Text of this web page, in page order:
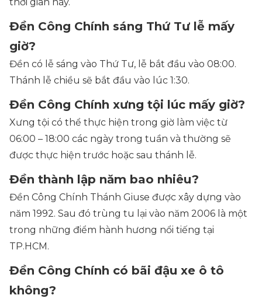
Đền Công Chính sáng Thứ Tư lễ mấy
giờ?
Đền có lễ sáng vào Thứ Tư, lễ bắt đầu vào 08:00.
Thánh lễ chiều sẽ bắt đầu vào lúc 1:30.
Đền Công Chính xưng tội lúc mấy giờ?
Xưng tội có thể thực hiện trong giờ làm việc từ
06:00 – 18:00 các ngày trong tuần và thường sẽ
được thực hiện trước hoặc sau thánh lễ.
Đền thành lập năm bao nhiêu?
Đền Công Chính Thánh Giuse được xây dựng vào
năm 1992. Sau đó trùng tu lại vào năm 2006 là một
trong những điểm hành hương nổi tiếng tại
TP.HCM.
Đền Công Chính có bãi đậu xe ô tô
không?